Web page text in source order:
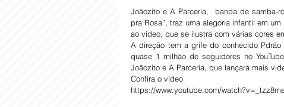
Joãozito e A Parceria,  banda de samba-
pra Rosa”, traz uma alegoria infantil em
ao vídeo, que se ilustra com várias cores
A direção tem a grife do conhecido
quase 1 milhão de seguidores no
Joãozito e A Parceria, que lançará mais
Confira o vídeo
https://www.youtube.com/